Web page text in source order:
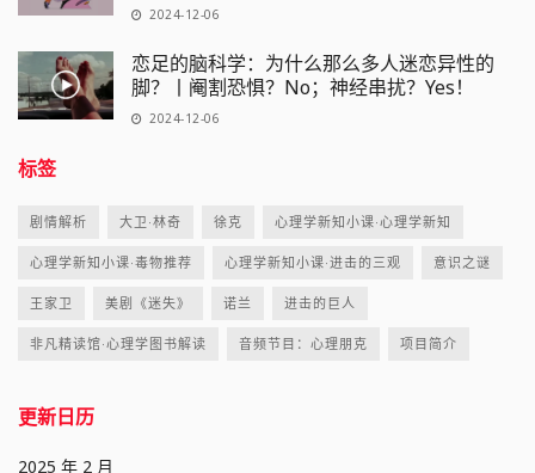
2024-12-06
恋足的脑科学：为什么那么多人迷恋异性的
脚？丨阉割恐惧？No；神经串扰？Yes！
2024-12-06
标签
剧情解析 大卫·林奇 徐克 心理学新知小课·心理学新知
心理学新知小课·毒物推荐 心理学新知小课·进击的三观 意识之谜
王家卫 美剧《迷失》 诺兰 进击的巨人
非凡精读馆·心理学图书解读 音频节目：心理朋克 项目简介
更新日历
2025 年 2 月